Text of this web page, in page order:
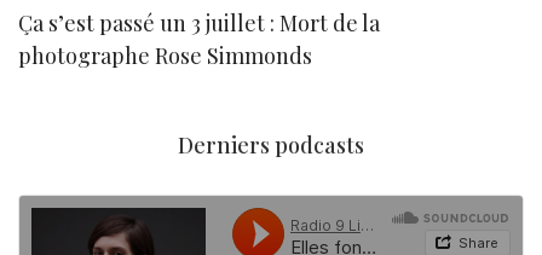
Ça s’est passé un 3 juillet : Mort de la
photographe Rose Simmonds
Derniers podcasts